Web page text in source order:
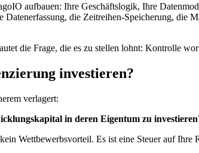
aufbauen: Ihre Geschäftslogik, Ihre
die Zeitreihen-Speicherung, die
die Frage, die es zu stellen lohnt: Kontrolle
investieren?
verlagert:
in deren Eigentum zu
Wettbewerbsvorteil. Es ist eine Steuer auf Ihre